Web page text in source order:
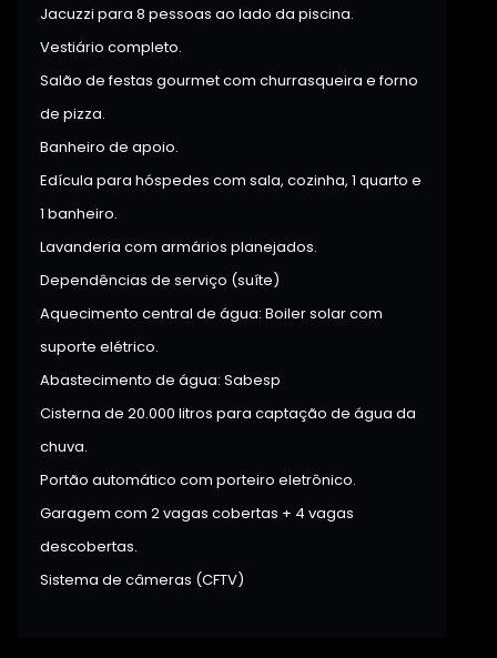
Jacuzzi para 8 pessoas ao lado da piscina.
Vestiário completo.
Salão de festas gourmet com churrasqueira e forno
de pizza.
Banheiro de apoio.
Edícula para hóspedes com sala, cozinha, 1 quarto e
1 banheiro.
Lavanderia com armários planejados.
Dependências de serviço (suíte)
Aquecimento central de água: Boiler solar com
suporte elétrico.
Abastecimento de água: Sabesp
Cisterna de 20.000 litros para captação de água da
chuva.
Portão automático com porteiro eletrônico.
Garagem com 2 vagas cobertas + 4 vagas
descobertas.
Sistema de câmeras (CFTV)